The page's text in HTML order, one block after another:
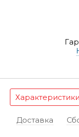
Характеристики
Доставка